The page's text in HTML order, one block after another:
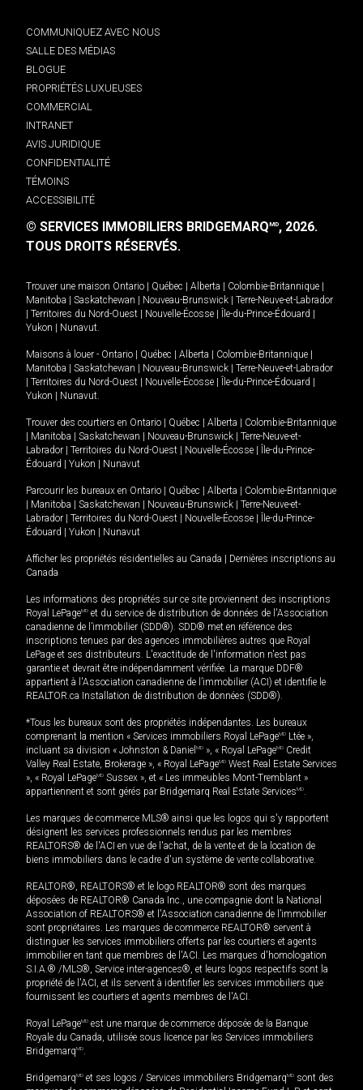
COMMUNIQUEZ AVEC NOUS
SALLE DES MÉDIAS
BLOGUE
PROPRIÉTÉS LUXUEUSES
COMMERCIAL
INTRANET
AVIS JURIDIQUE
CONFIDENTIALITÉ
TÉMOINS
ACCESSIBILITÉ
© SERVICES IMMOBILIERS BRIDGEMARQMD, 2026.
TOUS DROITS RÉSERVÉS.
Trouver une maison Ontario Québec Alberta Colombie-Britannique
Manitoba
Saskatchewan Nouveau-Brunswick
Terre-Neuve-et-Labrador
Territoires du Nord-Ouest Nouvelle-Écosse Île-du-Prince-Édouard
Yukon
Nunavut.
Maisons à louer - Ontario Québec Alberta Colombie-Britannique
Manitoba
Saskatchewan Nouveau-Brunswick
Terre-Neuve-et-Labrador
Territoires du Nord-Ouest Nouvelle-Écosse Île-du-Prince-Édouard
Yukon
Nunavut.
Trouver des courtiers en Ontario Québec Alberta
Colombie-Britannique
Manitoba Saskatchewan Nouveau-Brunswick
Terre-Neuve-et-
Labrador
Territoires du Nord-Ouest Nouvelle-Écosse
Île-du-Prince-
Édouard
Yukon Nunavut
Parcourir les bureaux en Ontario Québec Alberta
Colombie-Britannique
Manitoba Saskatchewan Nouveau-Brunswick
Terre-Neuve-et-
Labrador
Territoires du Nord-Ouest Nouvelle-Écosse
Île-du-Prince-
Édouard
Yukon Nunavut
Afficher les propriétés résidentielles au Canada
Dernières inscriptions au
Canada
Les informations des propriétés sur ce site proviennent des inscriptions
Royal LePageMD et du service de distribution de données de l'Association
canadienne de l’immobilier (SDD®). SDD® met en référence des
inscriptions tenues par des agences immobilières autres que Royal
LePage et ses distributeurs. L'exactitude de l'information n'est pas
garantie et devrait être indépendamment vérifiée. La marque DDF®
appartient à l'Association canadienne de l’immobilier (ACI) et identifie le
REALTOR.ca Installation de distribution de données (SDD®).
*Tous les bureaux sont des propriétés indépendantes. Les bureaux
comprenant la mention « Services immobiliers Royal LePageMD Ltée »,
incluant sa division « Johnston & Daniel MD », « Royal LePageMD Credit
Valley Real Estate, Brokerage », « Royal LePageMD West Real Estate Services
», « Royal LePageMD Sussex », et « Les immeubles Mont-Tremblant »
appartiennent et sont gérés par Bridgemarq Real Estate ServicesMD.
Les marques de commerce MLS® ainsi que les logos qui s'y rapportent
désignent les services professionnels rendus par les membres
REALTORS® de l'ACI en vue de l'achat, de la vente et de la location de
biens immobiliers dans le cadre d'un système de vente collaborative.
REALTOR®, REALTORS® et le logo REALTOR® sont des marques
déposées de REALTOR® Canada Inc., une compagnie dont la National
Association of REALTORS® et l'Association canadienne de l’immobilier
sont propriétaires. Les marques de commerce REALTOR® servent à
distinguer les services immobiliers offerts par les courtiers et agents
immobilier en tant que membres de l'ACI. Les marques d'homologation
S.I.A.® /MLS®, Service inter-agences®, et leurs logos respectifs sont la
propriété de l'ACI, et ils servent à identifier les services immobiliers que
fournissent les courtiers et agents membres de l'ACI.
Royal LePageMD est une marque de commerce déposée de la Banque
Royale du Canada, utilisée sous licence par les Services immobiliers
BridgemarqMD.
BridgemarqMD et ses logos / Services immobiliers BridgemarqMD sont des